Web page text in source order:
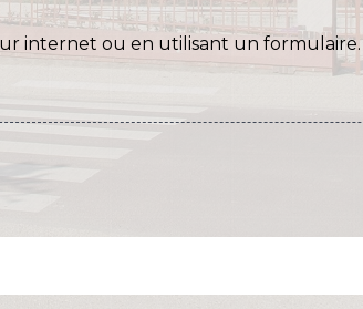
internet ou en utilisant un formulaire.